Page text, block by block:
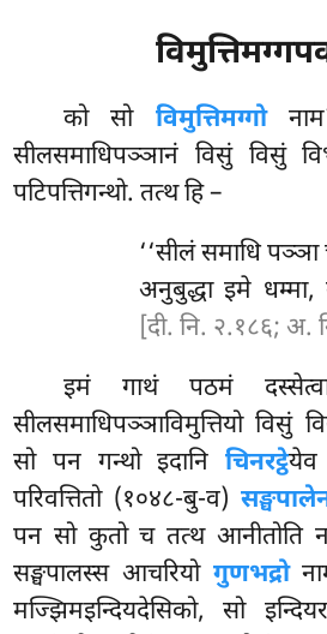
को सो विमुत्तिमग्गो
सीलसमाधिपञ्ञानं विसुं विसुं
पटिपत्तिगन्थो. तत्थ हि –
‘‘सीलं समाधि पञ्ञा
अनुबुद्धा इमे धम्मा,
[दी. नि. २.१८६; अ.
इमं गाथं पठमं
सीलसमाधिपञ्ञाविमुत्तियो विसुं
सो पन गन्थो इदानि चिनरट्ठेयेव
परिवत्तितो (१०४८-बु-व)
पन सो कुतो च तत्थ आनीतोति
सङ्घपालस्स आचरियो गुणभद्रो
मज्झिमइन्दियदेसिको, सो